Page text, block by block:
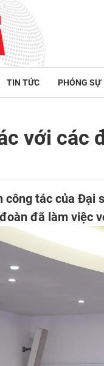
TIN TỨC PHÓNG SỰ
với các
công tác của Đại
đã làm việc